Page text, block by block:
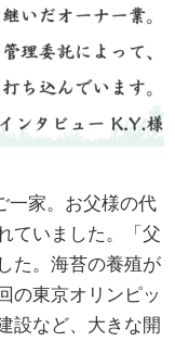
一家。お父様の代
ていました。「父
た。海苔の養殖が
の東京オリンピッ
設など、大きな開